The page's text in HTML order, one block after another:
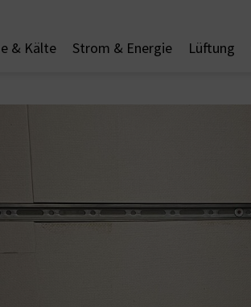
& Kälte Strom & Energie Lüftung